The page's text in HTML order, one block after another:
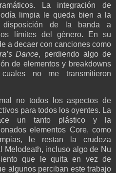
La integración de
limpia le queda bien a la
disposición de la banda a
límites del género. En su
a decaer con canciones como
Dance, perdiendo algo de
de elementos y breakdowns
no me transmitieron
no todos los aspectos de
para todos los oyentes. La
un tanto plástico y la
elementos Core, como
le restan la crudeza
Melodeath, incluso algo de Nu
que le quita en vez de
algunos perciban este trabajo